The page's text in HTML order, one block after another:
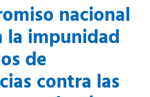
nacional
la impunidad
de
contra las